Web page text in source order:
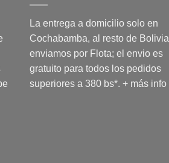
La entrega a domicilio solo en
Cochabamba, al resto de Bolivia
enviamos por Flota; el envio es
gratuito para todos los pedidos
superiores a 380 bs*. + más info